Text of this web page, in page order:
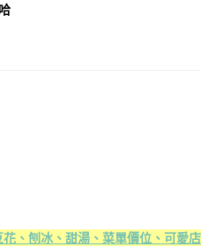
、刨冰、甜湯、菜單價位、可愛